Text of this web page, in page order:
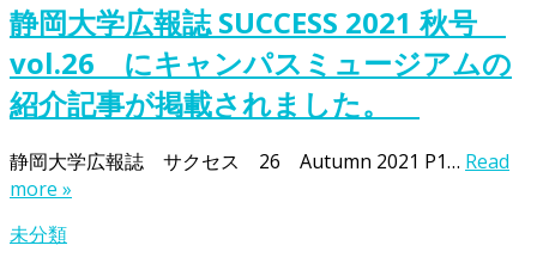
静岡大学広報誌 SUCCESS 2021 秋号
vol.26 にキャンパスミュージアムの
紹介記事が掲載されました。
静岡大学広報誌 サクセス 26 Autumn 2021 P1… Read
more »
未分類